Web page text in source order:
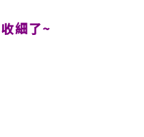
細了~